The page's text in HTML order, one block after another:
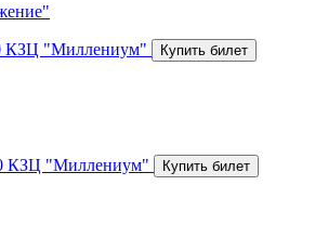
КЗЦ "Миллениум"
КЗЦ "Миллениум"